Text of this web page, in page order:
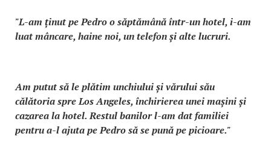
"L-am ținut pe Pedro o săptămână într-un hotel, i-am
luat mâncare, haine noi, un telefon și alte lucruri.
Am putut să le plătim unchiului și vărului său
călătoria spre Los Angeles, închirierea unei mașini și
cazarea la hotel. Restul banilor l-am dat familiei
pentru a-l ajuta pe Pedro să se pună pe picioare."